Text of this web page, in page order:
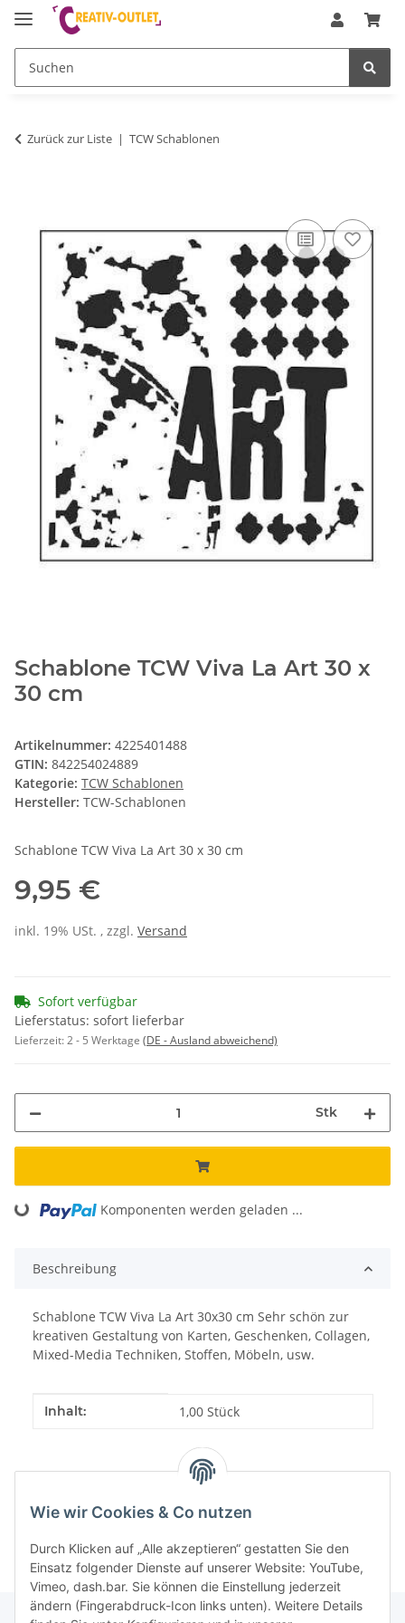
Wie wir Cookies & Co nutzen
Durch Klicken auf „Alle akzeptieren“ gestatten Sie den
Einsatz folgender Dienste auf unserer Website: YouTube,
Vimeo, dash.bar. Sie können die Einstellung jederzeit
ändern (Fingerabdruck-Icon links unten). Weitere Details
Zurück zur Liste TCW Schablonen
Schablone TCW Viva La Art 30 x
30 cm
Artikelnummer: 4225401488
GTIN: 842254024889
Kategorie: TCW Schablonen
Hersteller: TCW-Schablonen
Schablone TCW Viva La Art 30 x 30 cm
9,95 €
inkl. 19% USt. , zzgl. Versand
Sofort verfügbar
Lieferstatus: sofort lieferbar
Lieferzeit:2 - 5 Werktage (DE - Ausland abweichend)
Stk
Loading... Komponenten werden geladen ...
Beschreibung
Schablone TCW Viva La Art 30x30 cm Sehr schön zur
kreativen Gestaltung von Karten, Geschenken, Collagen,
Mixed-Media Techniken, Stoffen, Möbeln, usw.
Produkteigenschaft
Wert
Inhalt: 1,00 Stück